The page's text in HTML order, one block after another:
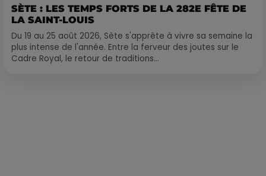
SÈTE : LES TEMPS FORTS DE LA 282E FÊTE DE
LA SAINT-LOUIS
Du 19 au 25 août 2026, Sète s'apprête à vivre sa semaine la
plus intense de l'année. Entre la ferveur des joutes sur le
Cadre Royal, le retour de traditions...